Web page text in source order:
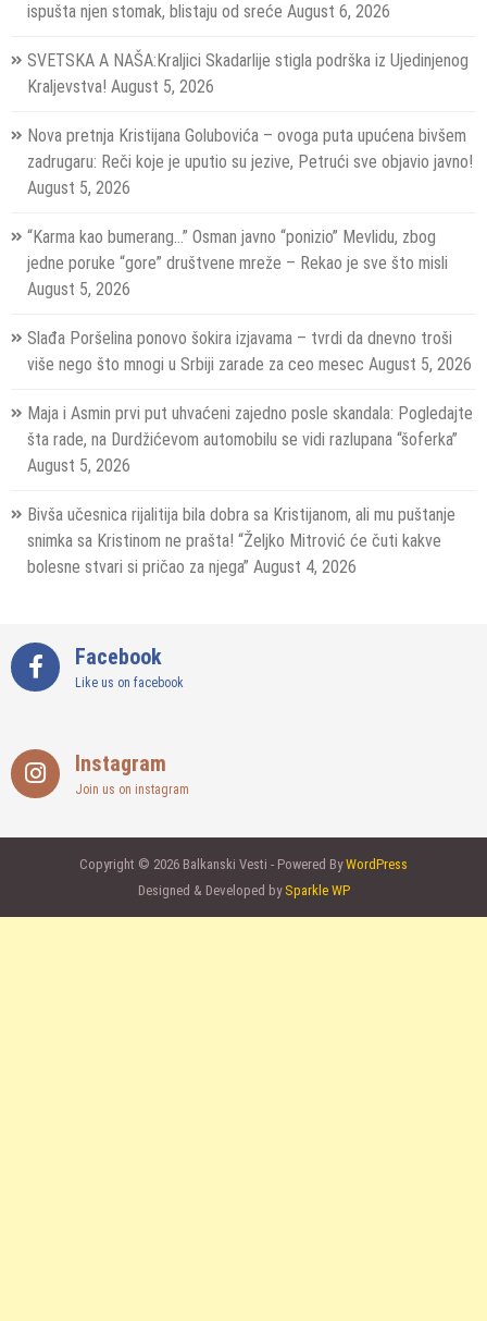
ispušta njen stomak, blistaju od sreće August 6, 2026
SVETSKA A NAŠA:Kraljici Skadarlije stigla podrška iz Ujedinjenog
Kraljevstva! August 5, 2026
Nova pretnja Kristijana Golubovića – ovoga puta upućena bivšem
zadrugaru: Reči koje je uputio su jezive, Petrući sve objavio javno!
August 5, 2026
“Karma kao bumerang…” Osman javno “ponizio” Mevlidu, zbog
jedne poruke “gore” društvene mreže – Rekao je sve što misli
August 5, 2026
Slađa Poršelina ponovo šokira izjavama – tvrdi da dnevno troši
više nego što mnogi u Srbiji zarade za ceo mesec August 5, 2026
Maja i Asmin prvi put uhvaćeni zajedno posle skandala: Pogledajte
šta rade, na Durdžićevom automobilu se vidi razlupana “šoferka”
August 5, 2026
Bivša učesnica rijalitija bila dobra sa Kristijanom, ali mu puštanje
snimka sa Kristinom ne prašta! “Željko Mitrović će čuti kakve
bolesne stvari si pričao za njega” August 4, 2026
Facebook
Like us on facebook
Instagram
Join us on instagram
Copyright © 2026 Balkanski Vesti - Powered ByWordPress
Designed & Developed by Sparkle WP